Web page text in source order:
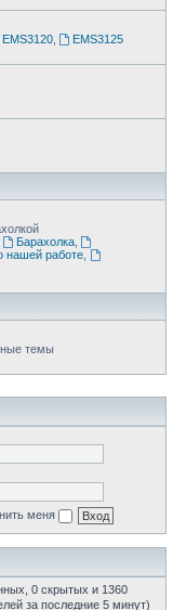
EMS3120,
EMS3125
Барахолка,
нашей работе,
темы
меня
0 скрытых и 1360
за последние 5 минут)